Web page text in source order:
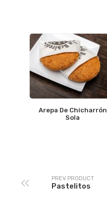
Arepa De Chicharrón
Sola
PREV PRODUCT
Pastelitos